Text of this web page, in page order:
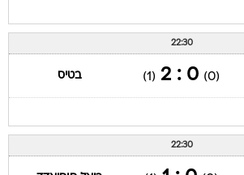
22:30
(0)
0 : 2
(1) בטיס
22:30